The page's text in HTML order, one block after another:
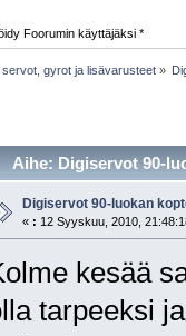
Foorumin käyttäjäksi *
servot, gyrot ja lisävarusteet»
Aihe: Digiservot 90-
Digiservot 90-luokan
« : 12 Syyskuu, 2010,
kesää
tarpeeksi